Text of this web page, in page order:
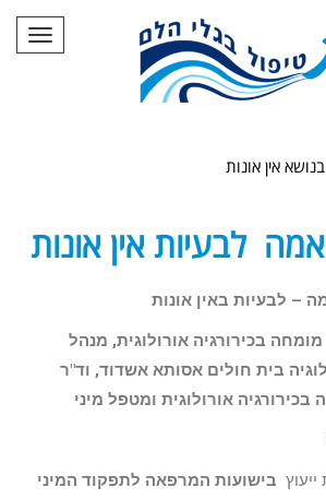
תפריט
אין אונות
לבעיות אין אונות
– לבעיות באין אונות
בכירורגיה אורולוגית, מנהל
בית חולים אסותא אשדוד, וד"ר
אורולוגית ומטפל מיני
בישועות המרפאה לתפקוד המיני